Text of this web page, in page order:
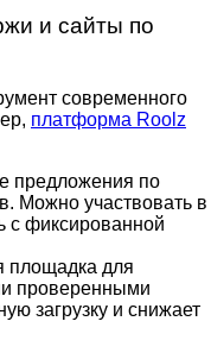
и сайты по
современного
платформа Roolz
предложения по
Можно участвовать в
с фиксированной
площадка для
проверенными
загрузку и снижает